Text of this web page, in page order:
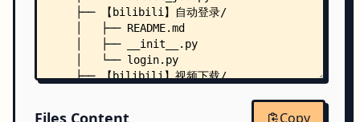
    ├── 【bilibili】自动登录/
    │   ├── README.md
    │   ├── __init__.py
    │   └── login.py
    ├── 【bilibili】视频下载/
Files Content Copy